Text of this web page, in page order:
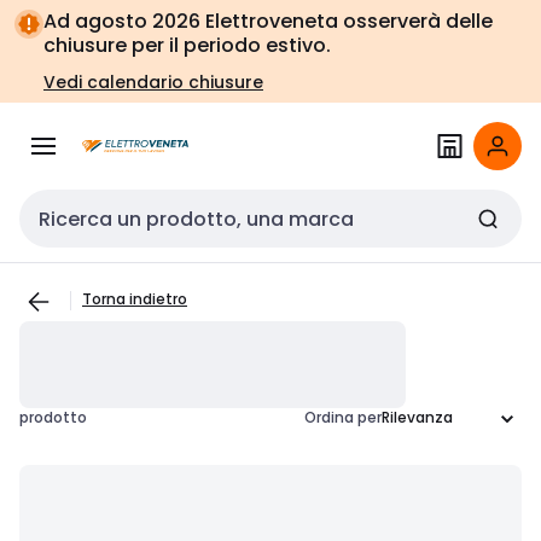
Vai alla
navigazione
Vai
alla
pagina
Ad agosto 2026 Elettroveneta osserverà delle
chiusure per il periodo estivo.
Vedi calendario chiusure
Cerca input
Torna indietro
prodotto Ordina per